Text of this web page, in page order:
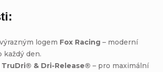
logem Fox Racing – moderní
den.
& Dri-Release® – pro maximální